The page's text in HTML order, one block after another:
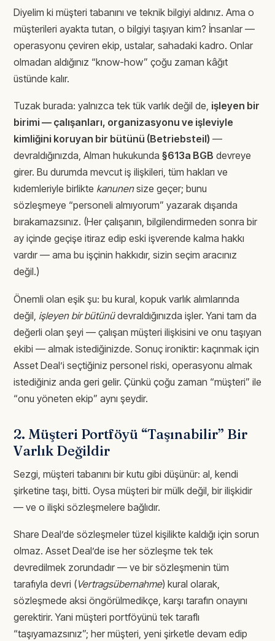
Diyelim ki müşteri tabanını ve teknik bilgiyi aldınız. Ama o
müşterileri ayakta tutan, o bilgiyi taşıyan kim? İnsanlar —
operasyonu çeviren ekip, ustalar, sahadaki kadro. Onlar
olmadan aldığınız “know-how” çoğu zaman kâğıt
üstünde kalır.
Tuzak burada: yalnızca tek tük varlık değil de, işleyen bir
birimi — çalışanları, organizasyonu ve işleviyle
kimliğini koruyan bir bütünü (Betriebsteil) —
devraldığınızda, Alman hukukunda §613a BGB devreye
girer. Bu durumda mevcut iş ilişkileri, tüm hakları ve
kıdemleriyle birlikte kanunensize geçer; bunu
sözleşmeye “personeli almıyorum” yazarak dışarıda
bırakamazsınız. (Her çalışanın, bilgilendirmeden sonra bir
ay içinde geçişe itiraz edip eski işverende kalma hakkı
vardır — ama bu işçinin hakkıdır, sizin seçim aracınız
değil.)
Önemli olan eşik şu: bu kural, kopuk varlık alımlarında
değil, işleyen bir bütünüdevraldığınızda işler. Yani tam da
değerli olan şeyi — çalışan müşteri ilişkisini ve onu taşıyan
ekibi — almak istediğinizde. Sonuç ironiktir: kaçınmak için
Asset Deal’i seçtiğiniz personel riski, operasyonu almak
istediğiniz anda geri gelir. Çünkü çoğu zaman “müşteri” ile
“onu yöneten ekip” aynı şeydir.
2. Müşteri Portföyü “Taşınabilir” Bir
Varlık Değildir
Sezgi, müşteri tabanını bir kutu gibi düşünür: al, kendi
şirketine taşı, bitti. Oysa müşteri bir mülk değil, bir ilişkidir
— ve o ilişki sözleşmelere bağlıdır.
Share Deal’de sözleşmeler tüzel kişilikte kaldığı için sorun
olmaz. Asset Deal’de ise her sözleşme tek tek
devredilmek zorundadır — ve bir sözleşmenin tüm
tarafıyla devri (Vertragsübernahme) kural olarak,
sözleşmede aksi öngörülmedikçe, karşı tarafın onayını
gerektirir. Yani müşteri portföyünü tek taraflı
“taşıyamazsınız”; her müşteri, yeni şirketle devam edip